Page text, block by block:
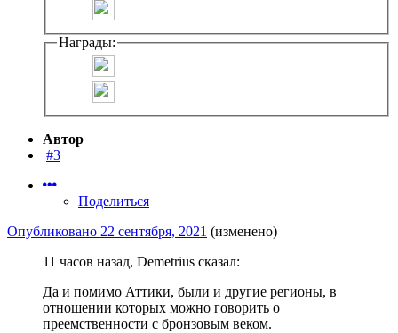
Награды:
Автор
#3
Поделиться
Опубликовано 22 сентября, 2021 (изменено)
11 часов назад, Demetrius сказал:
Да и помимо Аттики, были и другие регионы, в
отношении которых можно говорить о
преемственности с бронзовым веком.